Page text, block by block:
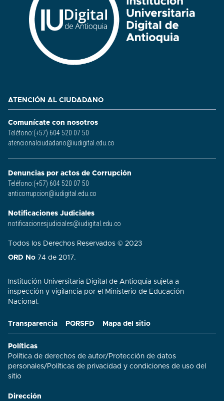
Transparencia PQRSFD Mapa del sitio
Políticas
Política de derechos de autor/ Protección de datos
personales/ Políticas de privacidad y condiciones de uso del
sitio​
Dirección
ATENCIÓN AL CIUDADANO
Comunícate con nosotros
Teléfono:(+57) 604 520 07 50
atencionalciudadano@iudigital.edu.co
Denuncias por actos de Corrupción
Teléfono:(+57) 604 520 07 50
anticorrupcion@iudigital.edu.co
Notificaciones Judiciales
notificacionesjudiciales@iudigital.edu.co
Todos los Derechos Reservados © 2023
ORD No 74 de 2017.
Institución Universitaria Digital de Antioquia sujeta a
inspección y vigilancia por el Ministerio de Educación
Nacional.